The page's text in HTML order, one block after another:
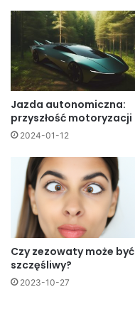
Jazda autonomiczna:
przyszłość motoryzacji
2024-01-12
Czy zezowaty może być
szczęśliwy?
2023-10-27